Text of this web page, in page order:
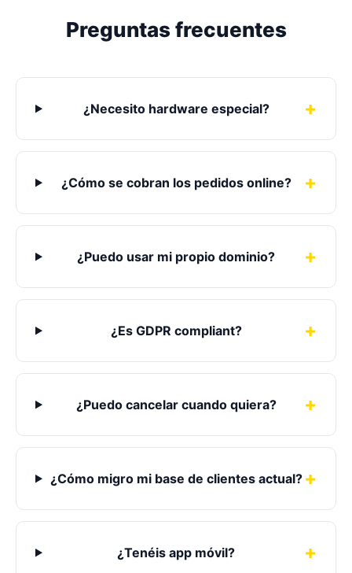
Preguntas frecuentes
¿Necesito hardware especial?
¿Cómo se cobran los pedidos online?
¿Puedo usar mi propio dominio?
¿Es GDPR compliant?
¿Puedo cancelar cuando quiera?
¿Cómo migro mi base de clientes actual?
¿Tenéis app móvil?